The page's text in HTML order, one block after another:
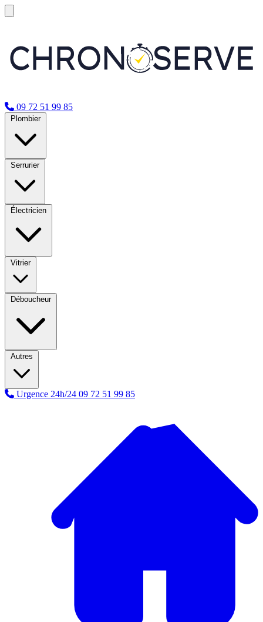
09 72 51 99 85
Plombier
Serrurier
Électricien
Vitrier
Déboucheur
Autres
Urgence 24h/24 09 72 51 99 85